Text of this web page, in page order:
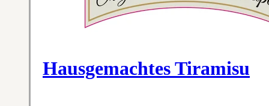
Hausgemachtes Tiramisu